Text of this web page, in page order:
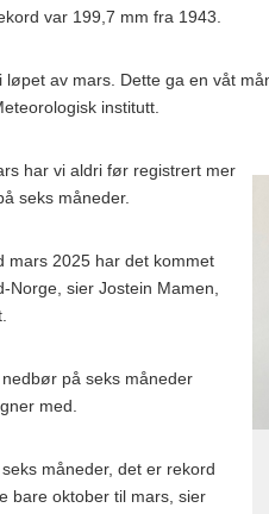
var 199,7 mm fra 1943.
av mars. Dette ga en våt
institutt.
har vi aldri før registrert mer
seks måneder.
mars 2025 har det kommet
sier Jostein Mamen,
på seks måneder
med.
måneder, det er rekord
bare oktober til mars, sier